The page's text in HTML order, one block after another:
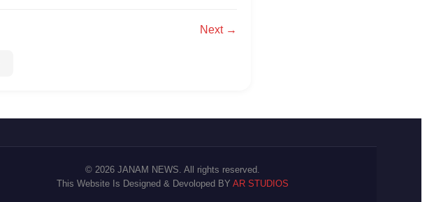
Next →
© 2026 JANAM NEWS. All rights reserved.
This Website Is Designed & Devoloped BY AR STUDIOS